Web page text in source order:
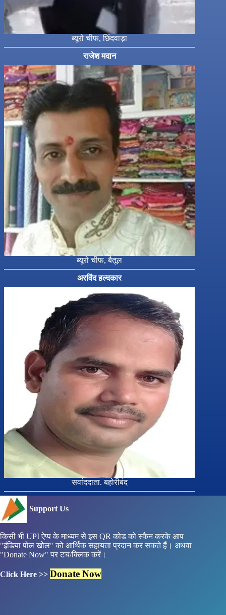
ब्यूरो चीफ, छिंदवाड़ा
राजेश मदान
ब्यूरो चीफ, बैतूल
अरविंद हल्दकार
सवांददाता. बहोरीबंद
Support Us
किसी भी UPI ऐप्प के माध्यम से इस QR कोड को स्कैन करके आप
"इंडिया पोल खोल" को आर्थिक सहायता प्रदान कर सकते हैं। अथवा
"Donate Now" पर टच/क्लिक करें।
Click Here >> Donate Now